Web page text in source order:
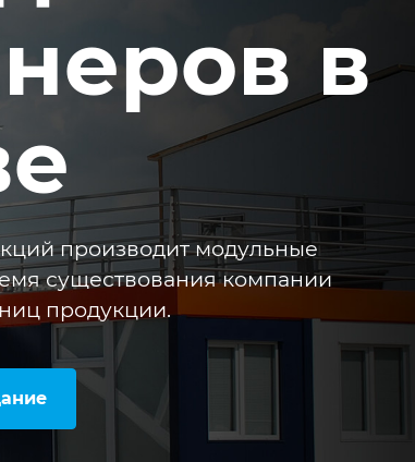
в
производит модульные
существования компании
продукции.